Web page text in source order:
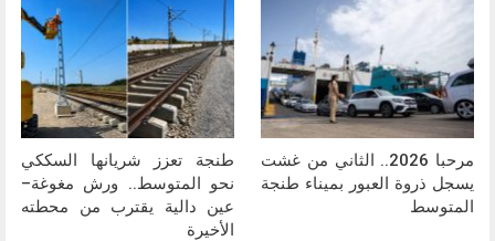
مرحبا 2026.. الثاني من غشت
يسجل ذروة العبور بميناء طنجة
المتوسط
طنجة تعزز شريانها السككي
نحو المتوسط.. ورش مغوغة–
عين دالية يقترب من محطته
الأخيرة